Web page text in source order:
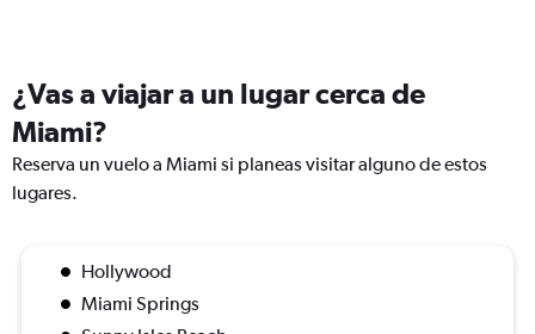
¿Vas a viajar a un lugar cerca de
Miami?
Reserva un vuelo a Miami si planeas visitar alguno de estos
lugares.
Hollywood
Miami Springs